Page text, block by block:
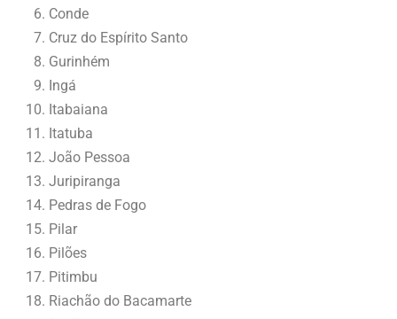
Conde
Cruz do Espírito Santo
Gurinhém
Ingá
Itabaiana
Itatuba
João Pessoa
Juripiranga
Pedras de Fogo
Pilar
Pilões
Pitimbu
Riachão do Bacamarte